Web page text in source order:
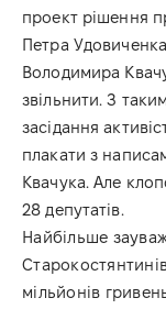
проект рішення
Петра
Володимира
звільнити. З
засідання
плакати з
Квачука. Але
28 депутатів.
Найбільше
мільйонів